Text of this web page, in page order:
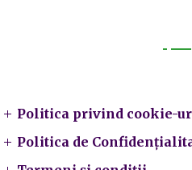
Politica privind cookie-
Politica de